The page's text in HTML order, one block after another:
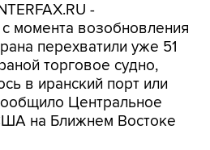
-
момента возобновления
перехватили уже 51
торговое судно,
в иранский порт или
Центральное
на Ближнем Востоке